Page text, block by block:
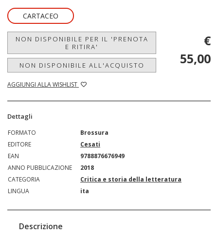
CARTACEO
NON DISPONIBILE PER IL 'PRENOTA
E RITIRA'
NON DISPONIBILE ALL'ACQUISTO
AGGIUNGI ALLA WISHLIST
€
55,00
Dettagli
FORMATO
Brossura
EDITORE
Cesati
EAN
9788876676949
ANNO PUBBLICAZIONE
2018
CATEGORIA
Critica e storia della letteratura
LINGUA
ita
Descrizione